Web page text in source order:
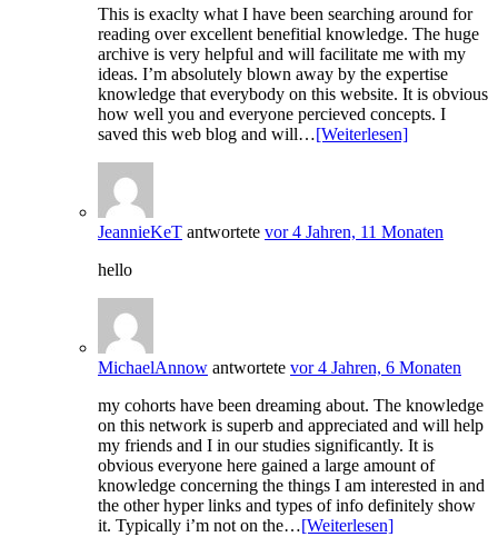
This is exaclty what I have been searching around for
reading over excellent benefitial knowledge. The huge
archive is very helpful and will facilitate me with my
ideas. I’m absolutely blown away by the expertise
knowledge that everybody on this website. It is obvious
how well you and everyone percieved concepts. I
saved this web blog and will…[Weiterlesen]
JeannieKeT antwortete vor 4 Jahren, 11 Monaten
hello
MichaelAnnow antwortete vor 4 Jahren, 6 Monaten
my cohorts have been dreaming about. The knowledge
on this network is superb and appreciated and will help
my friends and I in our studies significantly. It is
obvious everyone here gained a large amount of
knowledge concerning the things I am interested in and
the other hyper links and types of info definitely show
it. Typically i’m not on the…[Weiterlesen]